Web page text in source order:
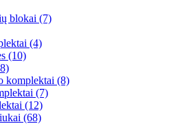
blokai (7)
(4)
(10)
komplektai (8)
(7)
(12)
(68)